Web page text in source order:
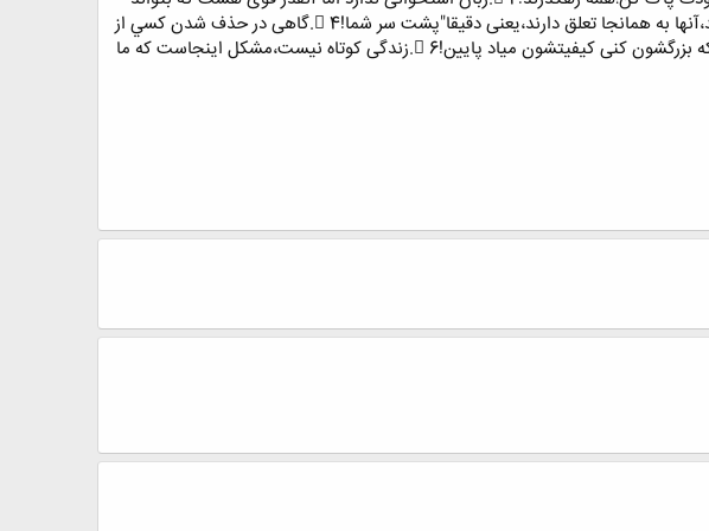
قلبی را بشکند،مراقب حرفهايمان باشيم! 3.به کسانی که پشت سر شما حرف میزنند بی اعتنا باشید،آنها به همانجا تعلق دارند،یعنی دقیقا"پشت سر شما! 4.گاهی در حذف شدن كسي از
زندگيتان حكمتي نهفته است. اينقدر اصرار به برگشتنش نکنید! 5.آدما مثل عکس هستن،زیادی که بزرگشون کنی کیفیتشون میاد پایین! 6.زندگی کوتاه نیست،مشکل اینجاست که ما